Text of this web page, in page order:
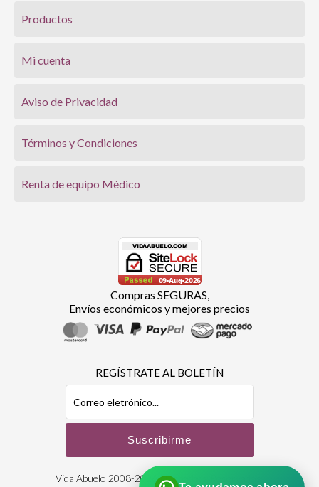
Productos
Mi cuenta
Aviso de Privacidad
Términos y Condiciones
Renta de equipo Médico
Compras SEGURAS,
Envíos económicos y mejores precios
REGÍSTRATE AL BOLETÍN
Vida Abuelo 2008-2026 | Derechos Reservados